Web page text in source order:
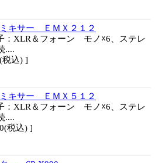
キサー ＥＭＸ２１２
：XLR＆フォーン モノ☓6、ステレ
....
税込) ]
キサー ＥＭＸ５１２
：XLR＆フォーン モノ☓6、ステレ
....
税込) ]